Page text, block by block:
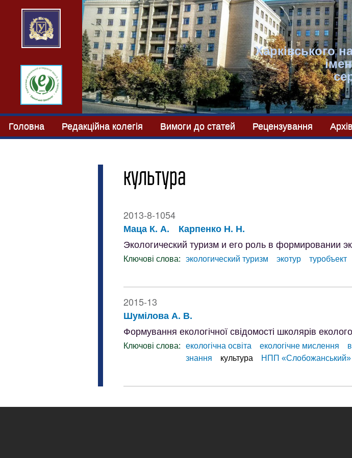
Харківського
Головна Редакційна колегія Вимоги до статей Рецензування Архів
культура
2013-8-1054
Маца К. А.
Карпенко Н. Н.
Экологический туризм и его роль в формировании
Ключові слова: экологический туризм экотур туробъект
2015-13
Шумілова А. В.
Формування екологічної свідомості школярів
Ключові слова: екологічна освіта екологічне мислення
знання
культура НПП «Слобожанський»